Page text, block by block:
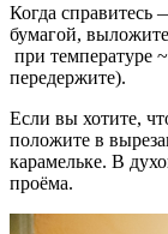
Когда справитесь
бумагой,
при температуре
передержите).
Если вы хотите,
положите в
карамельке. В
проёма.